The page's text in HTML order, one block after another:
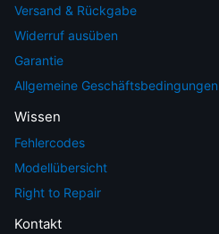
Versand & Rückgabe
Widerruf ausüben
Garantie
Allgemeine Geschäftsbedingungen
Wissen
Fehlercodes
Modellübersicht
Right to Repair
Kontakt